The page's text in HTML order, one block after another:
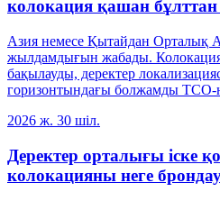
колокация қашан бұлттан
Азия немесе Қытайдан Орталық
жылдамдығын жабады.
бақылауды, деректер
горизонтындағы болжамды
2026 ж. 30 шіл.
Деректер орталығы іске
колокацияны неге